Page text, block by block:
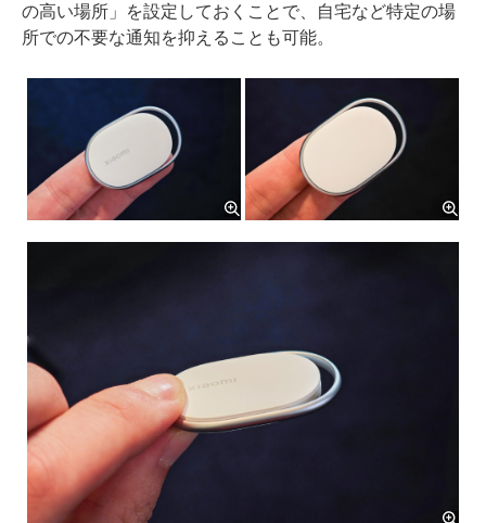
の高い場所」を設定しておくことで、自宅など特定の場
所での不要な通知を抑えることも可能。